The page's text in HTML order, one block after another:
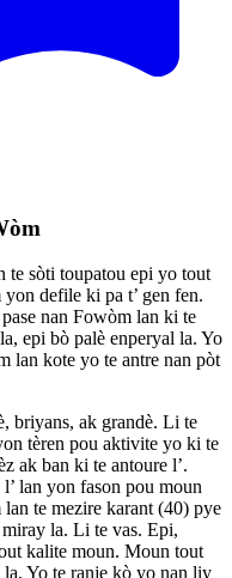
sòti toupatou epi yo tout
yon defile ki pa t’ gen fen.
nan Fowòm lan ki te
epi bò palè enperyal la. Yo
lan kote yo te antre nan pòt
briyans, ak grandè. Li te
tèren pou aktivite yo ki te
ak ban ki te antoure l’.
lan yon fason pou moun
te mezire karant (40) pye
la. Li te vas. Epi,
kalite moun. Moun tout
Yo te ranje kò yo nan liy